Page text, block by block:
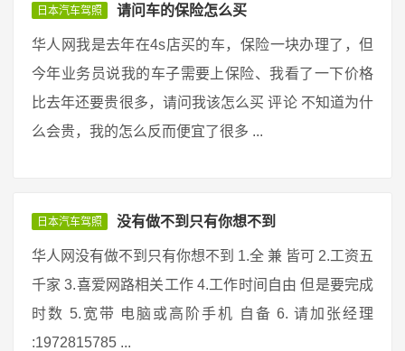
日本汽车驾照 请问车的保险怎么买
华人网我是去年在4s店买的车，保险一块办理了，但
今年业务员说我的车子需要上保险、我看了一下价格
比去年还要贵很多，请问我该怎么买 评论 不知道为什
么会贵，我的怎么反而便宜了很多 ...
日本汽车驾照 没有做不到只有你想不到
华人网没有做不到只有你想不到 1.全 兼 皆可 2.工资五
千家 3.喜爱网路相关工作 4.工作时间自由 但是要完成
时数 5.宽带 电脑或高阶手机 自备 6. 请加张经理
:1972815785 ...